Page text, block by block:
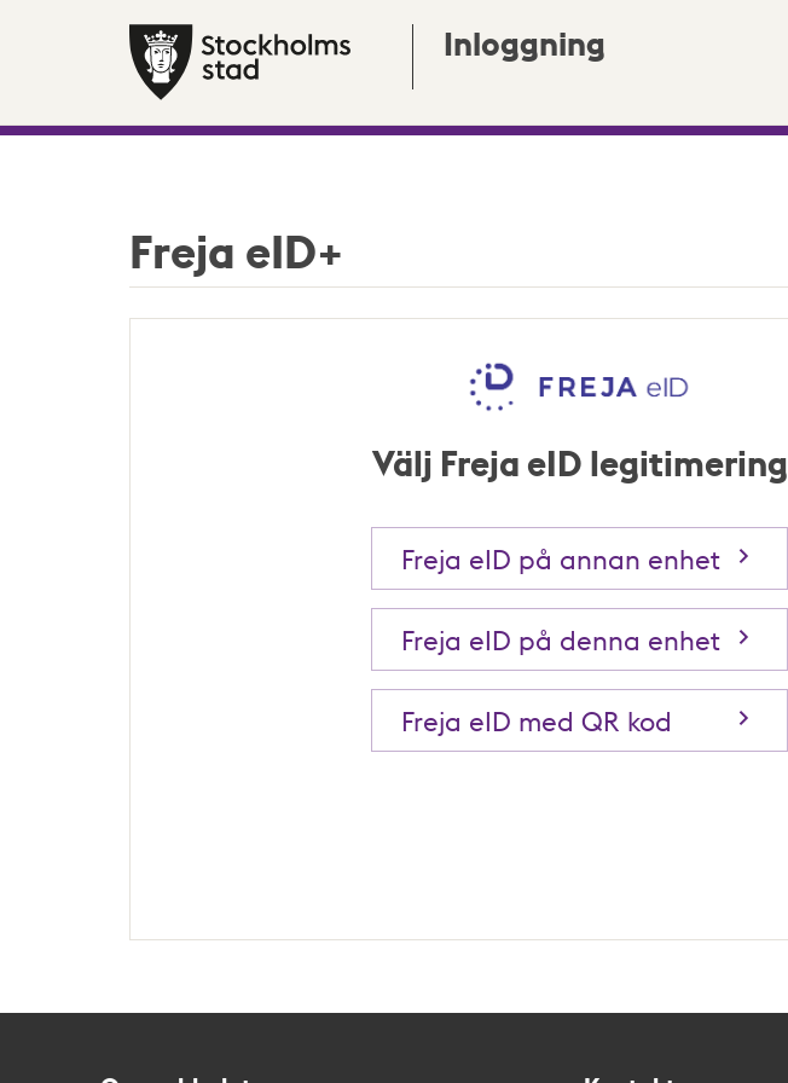
Inloggning
Freja eID+
Välj Freja eID legitimering
Freja eID på annan enhet
Freja eID på denna enhet
Freja eID med QR kod